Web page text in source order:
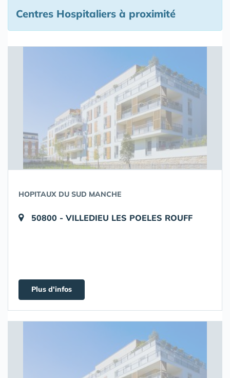
Centres Hospitaliers à proximité
HOPITAUX DU SUD MANCHE
50800 - VILLEDIEU LES POELES ROUFF
Plus d'infos